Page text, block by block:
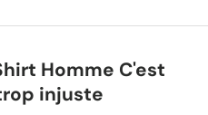
Homme C'est
injuste